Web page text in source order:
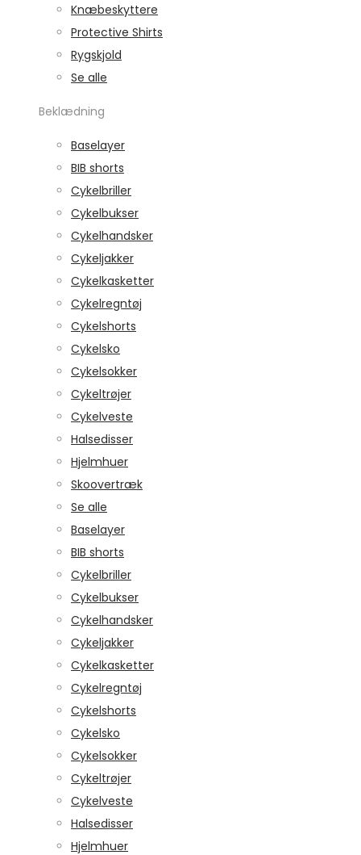
Knæbeskyttere
Protective Shirts
Rygskjold
Se alle
Beklædning
Baselayer
BIB shorts
Cykelbriller
Cykelbukser
Cykelhandsker
Cykeljakker
Cykelkasketter
Cykelregntøj
Cykelshorts
Cykelsko
Cykelsokker
Cykeltrøjer
Cykelveste
Halsedisser
Hjelmhuer
Skoovertræk
Se alle
Baselayer
BIB shorts
Cykelbriller
Cykelbukser
Cykelhandsker
Cykeljakker
Cykelkasketter
Cykelregntøj
Cykelshorts
Cykelsko
Cykelsokker
Cykeltrøjer
Cykelveste
Halsedisser
Hjelmhuer